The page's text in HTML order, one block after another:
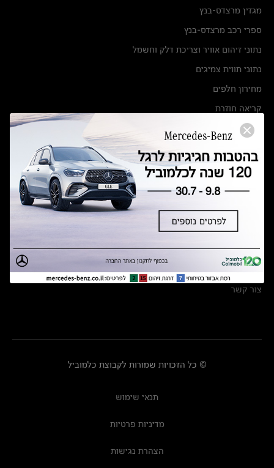
מגזין מרצדס-בנץ
ספרי רכב מרצדס-בנץ
נתוני זיהום אוויר וצריכת דלק וחשמל
נתוני תווית צמיגים
מחירון חלפים
קריאה חוזרת
הודעה על הטבות לרכבי מרצדס בהסדר פשרה בתצ 56447-02-19
תקנון ימי מכירות 120 לכלמוביל
מצאו אותנו
אולמות תצוגה
מרכזי שירות
צור קשר
© כל הזכויות שמורות לקבוצת כלמוביל
תנאי שימוש
מדיניות פרטיות
הצהרת נגישות